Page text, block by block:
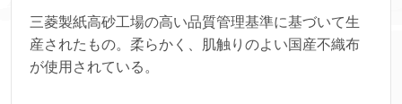
三菱製紙高砂工場の高い品質管理基準に基づいて生
産されたもの。柔らかく、肌触りのよい国産不織布
が使用されている。